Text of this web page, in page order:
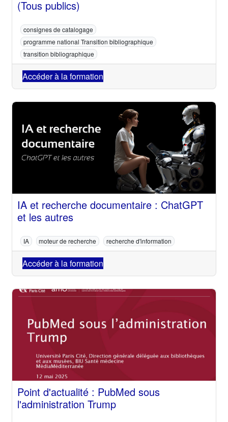
(Tous publics)
consignes de catalogage
programme national Transition bibliographique
transition bibliographique
Accéder à la formation
IA et recherche documentaire : ChatGPT
et les autres
IA moteur de recherche recherche d'information
Accéder à la formation
Point d'actualité : PubMed sous
l'administration Trump